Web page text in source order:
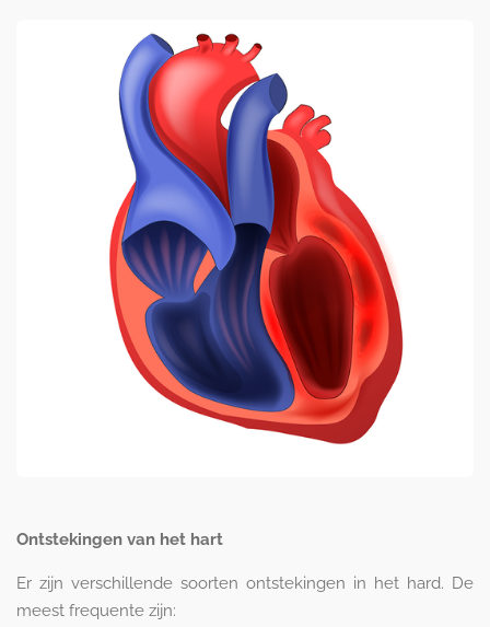
Ontstekingen van het hart
Er zijn verschillende soorten ontstekingen in het hard. De
meest frequente zijn: